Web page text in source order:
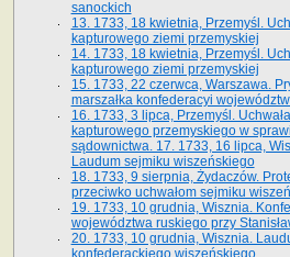
sanockich
13. 1733, 18 kwietnia, Przemyśl.
kapturowego ziemi przemyskiej
14. 1733, 18 kwietnia, Przemyśl.
kapturowego ziemi przemyskiej
15. 1733, 22 czerwca, Warszawa.
marszałka konfederacyi
16. 1733, 3 lipca, Przemyśl.
kapturowego przemyskiego w
sądownictwa. 17. 1733, 16 lipca,
Laudum sejmiku wiszeńskiego
18. 1733, 9 sierpnia, Żydaczów.
przeciwko uchwałom sejmiku
19. 1733, 10 grudnia, Wisznia.
województwa ruskiego przy
20. 1733, 10 grudnia, Wisznia.
konfederackiego wiszeńskiego